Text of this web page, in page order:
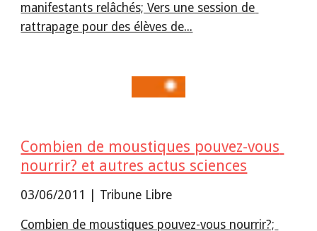
manifestants relâchés; Vers une session de
rattrapage pour des élèves de...
Combien de moustiques pouvez-vous
nourrir? et autres actus sciences
03/06/2011 | Tribune Libre
Combien de moustiques pouvez-vous nourrir?;